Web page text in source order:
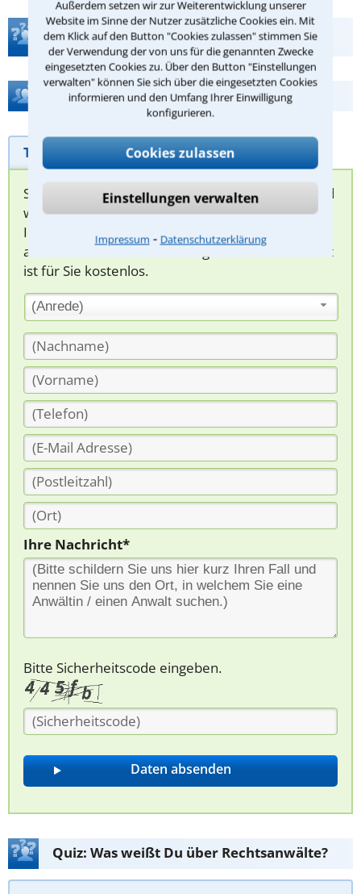
Außerdem setzen wir zur Weiterentwicklung unserer
Website im Sinne der Nutzer zusätzliche Cookies ein. Mit
dem Klick auf den Button "Cookies zulassen" stimmen Sie
der Verwendung der von uns für die genannten Zwecke
eingesetzten Cookies zu. Über den Button "Einstellungen
verwalten" können Sie sich über die eingesetzten Cookies
informieren und den Umfang Ihrer Einwilligung
konfigurieren.
Cookies zulassen
Einstellungen verwalten
Impressum ⁃ Datenschutzerklärung
Teste Dein Rechtswissen
Hilfe bei Ihrer Anwaltsuche?
Telefonhilfe Beratungsanfrage
Sie können hier Ihren Fall schildern. Anschließend
werden sich spezialisierte Rechtsanwälte bei
Ihnen melden, um das weitere Vorgehen
abzuklären. Die Rückmeldung durch einen Anwalt
ist für Sie kostenlos.
(Anrede)
Ihre Nachricht*
Bitte Sicherheitscode eingeben.
Quiz: Was weißt Du über Rechtsanwälte?